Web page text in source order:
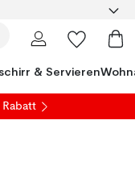
& Servieren
Rabatt